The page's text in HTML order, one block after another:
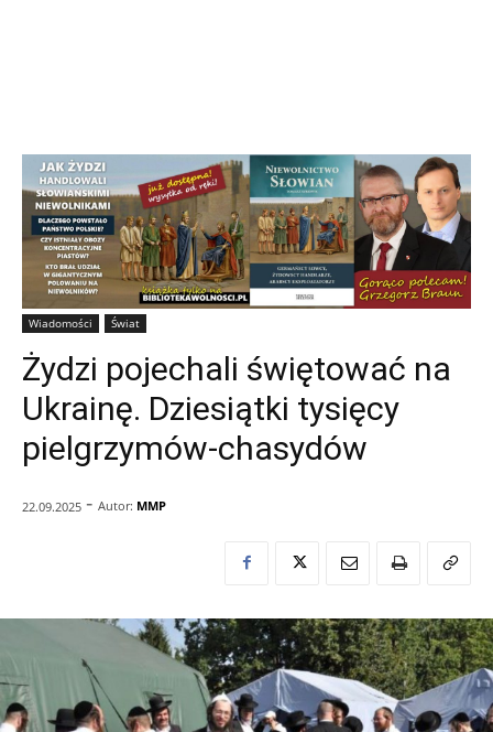
Wiadomości Świat
Żydzi pojechali świętować na
Ukrainę. Dziesiątki tysięcy
pielgrzymów-chasydów
22.09.2025 - Autor: MMP